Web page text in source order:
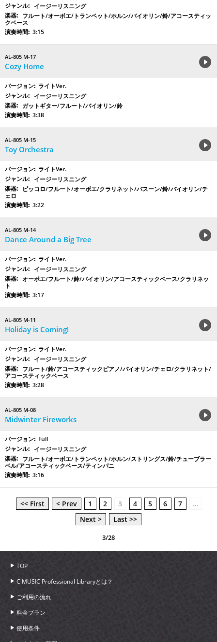
イージーリスニング
フルート/オーボエ/トランペット/ホルン/バイオリン/鈴/アコースティッ
クベース
3:15
AL-805 M-17
Cozy Home
ライトVer.
イージーリスニング
ガットギター/フルート/バイオリン/鈴
3:38
AL-805 M-15
Toy Orchestra
ライトVer.
イージーリスニング
ピッコロ/フルート/オーボエ/クラリネット/バスーン/鈴/バイオリン/チ
ェロ
3:22
AL-805 M-14
Dance Around a Big Tree
ライトVer.
イージーリスニング
オーボエ/フルート/鈴/バイオリン/アコースティックベース/クラリネッ
ト
3:17
AL-805 M-11
Holiday is Coming!
ライトVer.
イージーリスニング
フルート/鈴/アコースティックピアノ/バイオリン/チェロ/クラリネット/
アコースティックベース
3:28
AL-805 M-08
Midwinter Fireworks
Full
イージーリスニング
フルート/オーボエ/トランペット/ホルン/ストリングス/鈴/チューブラー
ベル/アコースティックベース/ティンパニ
3:16
<< First < Prev 1 2 3 4 5 6 7
…
Next >
Last >>
3/28
TOP
C MUSIC Professional Libraryとは？
ご利用の流れ
料金プラン
使用条件